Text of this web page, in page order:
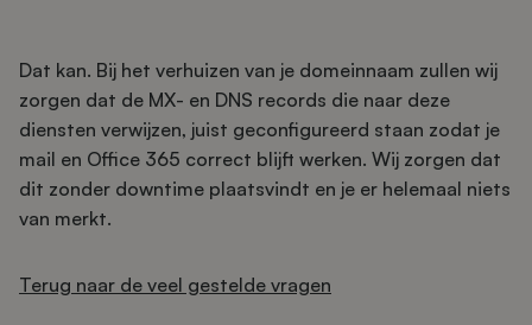
Dat kan. Bij het verhuizen van je domeinnaam zullen wij
zorgen dat de MX- en DNS records die naar deze
diensten verwijzen, juist geconfigureerd staan zodat je
mail en Office 365 correct blijft werken. Wij zorgen dat
dit zonder downtime plaatsvindt en je er helemaal niets
van merkt.
Terug naar de veel gestelde vragen